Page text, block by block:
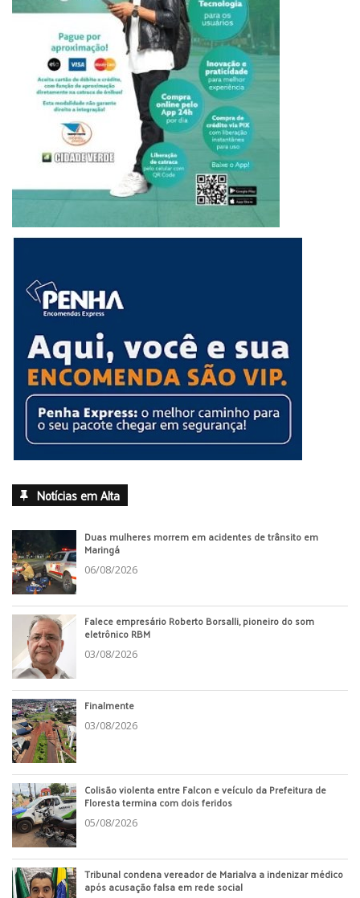
Notícias em Alta
Duas mulheres morrem em acidentes de trânsito em
Maringá
06/08/2026
Falece empresário Roberto Borsalli, pioneiro do som
eletrônico RBM
03/08/2026
Finalmente
03/08/2026
Colisão violenta entre Falcon e veículo da Prefeitura de
Floresta termina com dois feridos
05/08/2026
Tribunal condena vereador de Marialva a indenizar médico
após acusação falsa em rede social